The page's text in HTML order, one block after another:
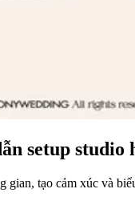
setup studio
tạo cảm xúc và